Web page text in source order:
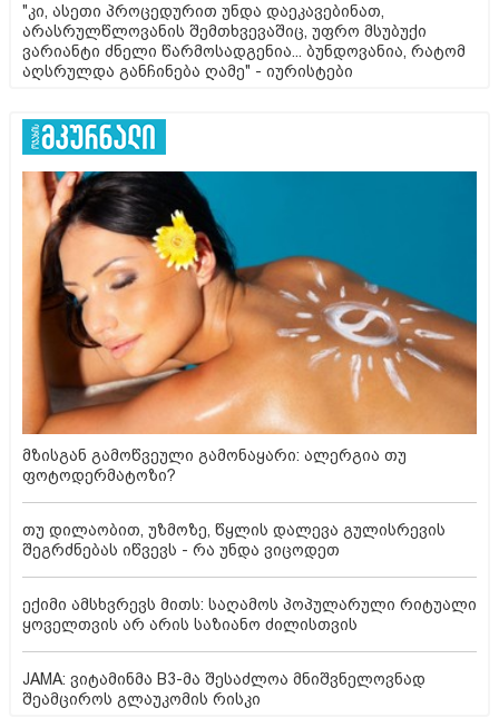
"კი, ასეთი პროცედურით უნდა დაეკავებინათ,
არასრულწლოვანის შემთხვევაშიც, უფრო მსუბუქი
ვარიანტი ძნელი წარმოსადგენია... ბუნდოვანია, რატომ
აღსრულდა განჩინება ღამე" - იურისტები
მზისგან გამოწვეული გამონაყარი: ალერგია თუ
ფოტოდერმატოზი?
თუ დილაობით, უზმოზე, წყლის დალევა გულისრევის
შეგრძნებას იწვევს - რა უნდა ვიცოდეთ
ექიმი ამსხვრევს მითს: საღამოს პოპულარული რიტუალი
ყოველთვის არ არის საზიანო ძილისთვის
JAMA: ვიტამინმა B3-მა შესაძლოა მნიშვნელოვნად
შეამციროს გლაუკომის რისკი